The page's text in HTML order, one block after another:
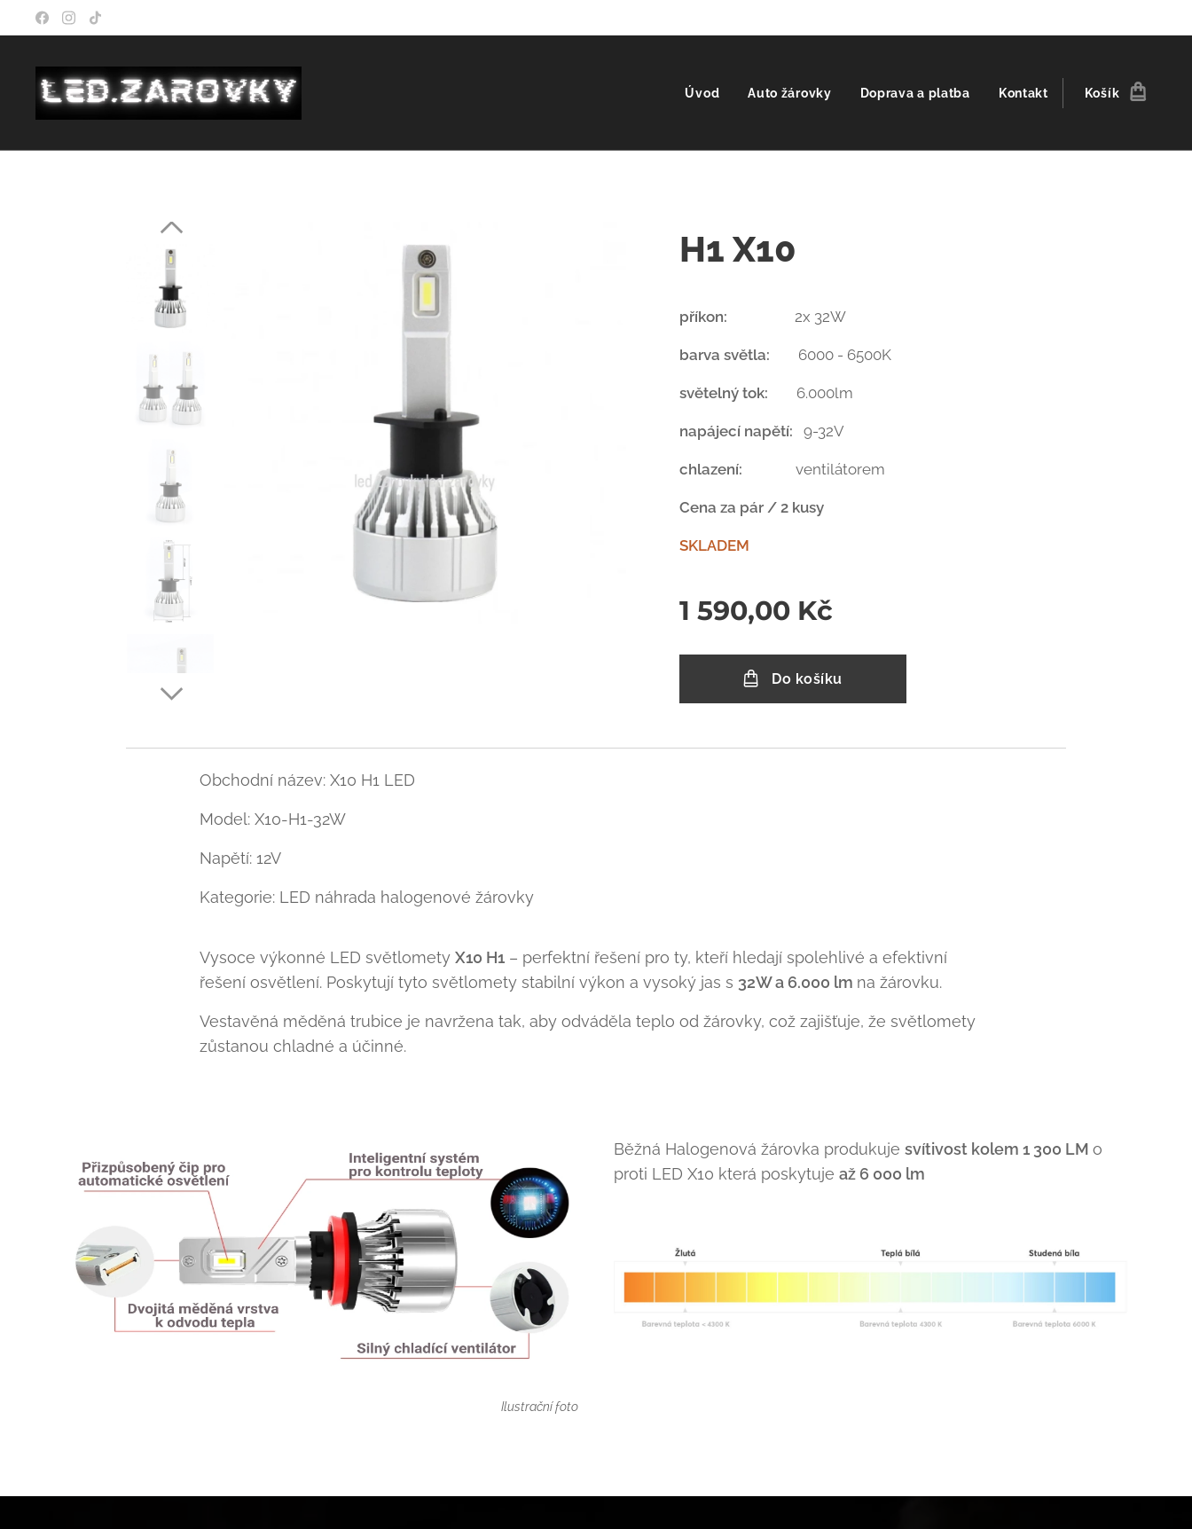
Úvod Auto žárovky Doprava a platba Kontakt Košík
H1 X10
příkon:2x 32W
barva světla: 6000 - 6500K
světelný tok: 6.000lm
napájecí napětí:9-32V
chlazení: ventilátorem
Cena za pár / 2 kusy
SKLADEM
1 590,00 Kč
Do košíku
Obchodní název: X10 H1 LED
Model: X10-H1-32W
Napětí: 12V
Kategorie: LED náhrada halogenové žárovky
Vysoce výkonné LED světlomety X10 H1– perfektní řešení pro ty, kteří hledají spolehlivé a efektivní
řešení osvětlení. Poskytují tyto světlomety stabilní výkon a vysoký jas s 32W a 6.000 lm na žárovku.
Vestavěná měděná trubice je navržena tak, aby odváděla teplo od žárovky, což zajišťuje, že světlomety
zůstanou chladné a účinné.
Ilustrační foto
Běžná Halogenová žárovka produkuje svítivost kolem 1 300 LM o
proti LED X10 která poskytuje až 6 000 lm